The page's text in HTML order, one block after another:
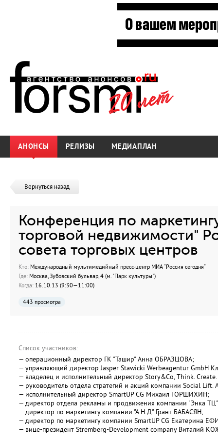
АНОНСЫ РЕЛИЗЫ МЕДИАПЛАН
Вернуться назад
Конференция по
торговой недвижимости"
совета торговых центров
Кто: Международный мультимедийный пресс-центр МИА "Россия сегодня"
Где: Москва, Зубовский бульвар, 4 (м. "Парк культуры")
Когда: 16.10.13 (9:30—11:00)
443 просмотра
Список участников:
— операционный директор ГК "Ташир" Анна ОБРАЗЦОВА;
— управляющий директор Jasper Stawicki Werbeagentur GmbH
— владелец и исполнительный директор Story&Co, Think.
— руководитель отдела стратегий и акций компании Social
— исполнительный директор SmartUP CG Михаил ГОРШИХИН;
— директор отдела рекламы и продвижения компании "Энка
— директор по маркетингу компании "А.Н.Д." Грант БАБАСЯН;
— директор по маркетингу компании SmartUP CG Екатерина
— вице-президент Stremberg-Development company Виталий